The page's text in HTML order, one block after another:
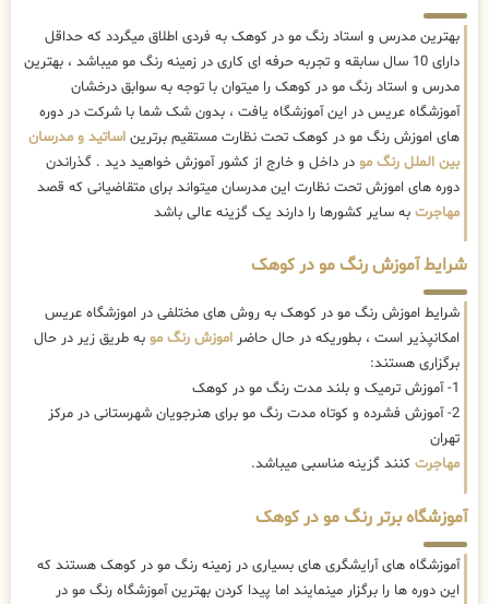
بهترین مدرس و استاد رنگ مو در کوهک به فردی اطلاق میگردد که حداقل
دارای 10 سال سابقه و تجربه حرفه ای کاری در زمینه رنگ مو میباشد ، بهترین
مدرس و استاد رنگ مو در کوهک را میتوان با توجه به سوابق درخشان
آموزشگاه عریس در این آموزشگاه یافت ، بدون شک شما با شرکت در دوره
های اموزش رنگ مو در کوهک تحت نظارت مستقیم برترین اساتید و مدرسان
بین الملل رنگ مو در داخل و خارج از کشور آموزش خواهید دید . گذراندن
دوره های اموزش تحت نظارت این مدرسان میتواند برای متقاضیانی که قصد
مهاجرت به سایر کشورها را دارند یک گزینه عالی باشد
شرایط آموزش رنگ مو در کوهک
شرایط اموزش رنگ مو در کوهک به روش های مختلفی در اموزشگاه عریس
امکانپذیر است ، بطوریکه در حال حاضر اموزش رنگ مو به طریق زیر در حال
برگزاری هستند:
1- آموزش ترمیک و بلند مدت رنگ مو در کوهک
2- آموزش فشرده و کوتاه مدت رنگ مو برای هنرجویان شهرستانی در مرکز
تهران
مهاجرت کنند گزینه مناسبی میباشد.
آموزشگاه برتر رنگ مو در کوهک
آموزشگاه های آرایشگری های بسیاری در زمینه رنگ مو در کوهک هستند که
این دوره ها را برگزار مینمایند اما پیدا کردن بهترین آموزشگاه رنگ مو در